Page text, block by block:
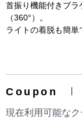
お買
首振り機能付きブラ
（360°）。
ライトの着脱も簡単
Coupon
現在利用可能な